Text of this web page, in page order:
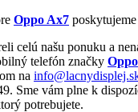
Oppo Ax7
celú našu ponuku a
telefón značky Oppo
na
Sme vám plne k
potrebujete.